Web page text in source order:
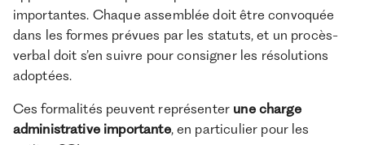
importantes. Chaque assemblée doit être convoquée
dans les formes prévues par les statuts, et un procès-
verbal doit s’en suivre pour consigner les résolutions
adoptées.
Ces formalités peuvent représenter une charge
administrative importante, en particulier pour les